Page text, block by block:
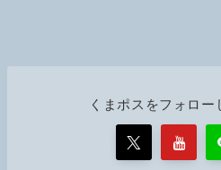
くまポスをフォロー